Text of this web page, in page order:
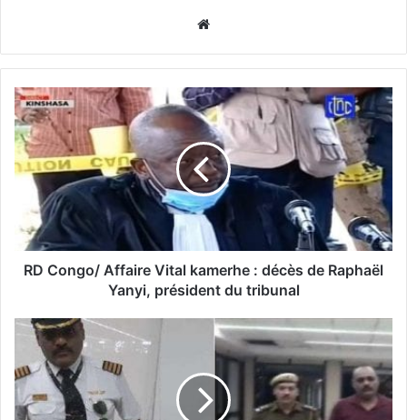
RD Congo/ Affaire Vital kamerhe : décès de Raphaël
Yanyi, président du tribunal